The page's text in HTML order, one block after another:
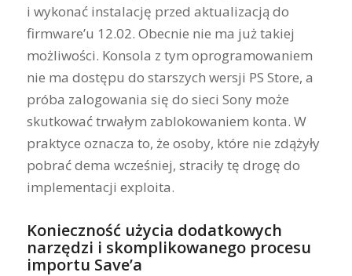
i wykonać instalację przed aktualizacją do
firmware’u 12.02. Obecnie nie ma już takiej
możliwości. Konsola z tym oprogramowaniem
nie ma dostępu do starszych wersji PS Store, a
próba zalogowania się do sieci Sony może
skutkować trwałym zablokowaniem konta. W
praktyce oznacza to, że osoby, które nie zdążyły
pobrać dema wcześniej, straciły tę drogę do
implementacji exploita.
Konieczność użycia dodatkowych
narzędzi i skomplikowanego procesu
importu Save’a